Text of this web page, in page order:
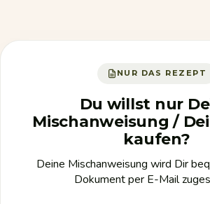
NUR DAS REZEPT
Du willst nur
Mischanweisung /
kaufen?
Deine Mischanweisung wird Dir
Dokument per E-Mail